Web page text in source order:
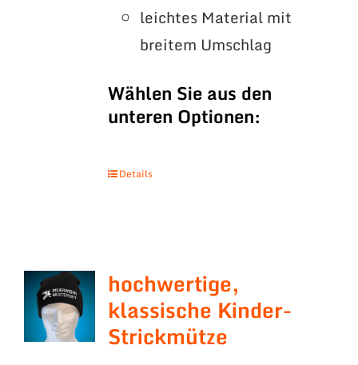
leichtes Material mit
breitem Umschlag
Wählen Sie aus den
unteren Optionen:
Details
hochwertige,
klassische Kinder-
Strickmütze